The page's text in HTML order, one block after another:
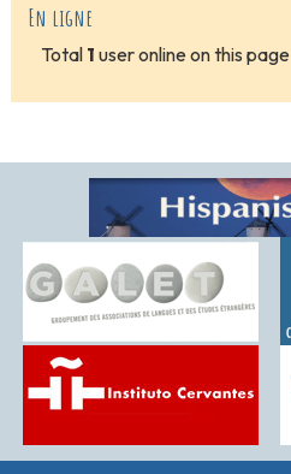
En ligne
Total 1 user online on this page